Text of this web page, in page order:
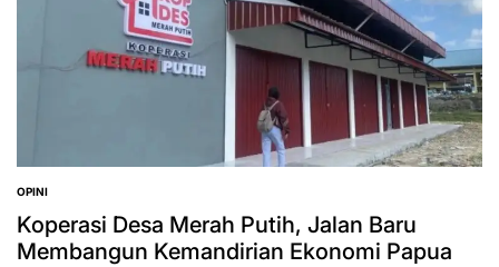
POSTED
IN
OPINI
Koperasi Desa Merah Putih, Jalan Baru
Membangun Kemandirian Ekonomi Papua